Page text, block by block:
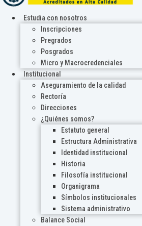
Estudia con nosotros
Inscripciones
Pregrados
Posgrados
Micro y Macrocredenciales
Institucional
Aseguramiento de la calidad
Rectoría
Direcciones
¿Quiénes somos?
Estatuto general
Estructura Administrativa
Identidad institucional
Historia
Filosofía institucional
Organigrama
Símbolos institucionales
Sistema administrativo
Balance Social